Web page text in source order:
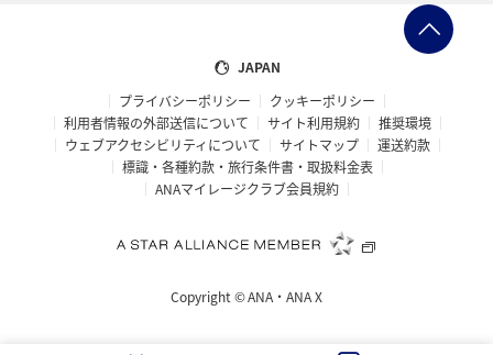
JAPAN
プライバシーポリシー
クッキーポリシー
利用者情報の外部送信について
サイト利用規約
推奨環境
ウェブアクセシビリティについて
サイトマップ
運送約款
標識・各種約款・旅行条件書・取扱料金表
ANAマイレージクラブ会員規約
Copyright ©ANA・ANA X